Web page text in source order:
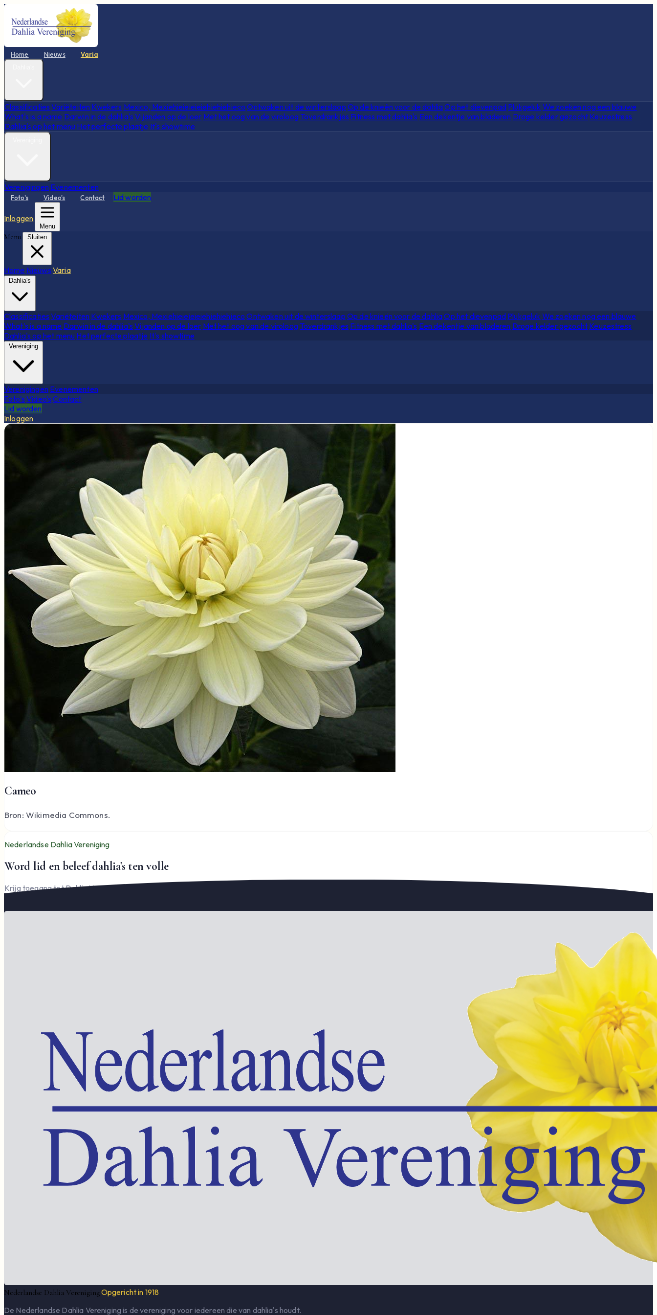
Home Nieuws Varia
Classificaties Variëteiten Kwekers Mexico, Mexiehieieieieiehiehiehieco Ontwaken uit de winterslaap Op de knieën voor de dahliaOp het dievenpad Plukgeluk We zoeken nog een blauwe
What's is a name Darwin in de dahlia's Vijanden op de loer Met het oog van de viroloog Toverdrankjes Fitness met dahlia's Een dekentje van bladeren Droge kelder gezocht Keuzestress
Dahlia's op het menu Het perfecte plaatje It's showtime
Verenigingen Evenementen
Foto's Video's Contact Lid worden
Inloggen
Menu
Menu Sluiten
Home Nieuws Varia
Dahlia's
Classificaties Variëteiten Kwekers Mexico, Mexiehieieieieiehiehiehieco Ontwaken uit de winterslaap Op de knieën voor de dahliaOp het dievenpad Plukgeluk We zoeken nog een blauwe
What's is a name Darwin in de dahlia's Vijanden op de loer Met het oog van de viroloog Toverdrankjes Fitness met dahlia's Een dekentje van bladeren Droge kelder gezocht Keuzestress
Dahlia's op het menu Het perfecte plaatje It's showtime
Vereniging
Verenigingen Evenementen
Foto's Video's Contact
Lid worden
Inloggen
Cameo
Bron: Wikimedia Commons.
Nederlandse Dahlia Vereniging
Word lid en beleef dahlia's ten volle
Krijg toegang tot Dahlia Varia, documenten en het complete ledengedeelte — en steun de vereniging.
Nederlandse Dahlia VerenigingOpgericht in 1918
De Nederlandse Dahlia Vereniging is de vereniging voor iedereen die van dahlia's houdt.